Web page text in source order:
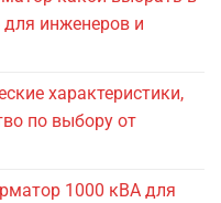
для инженеров и
характеристики,
по выбору от
1000 кВА для